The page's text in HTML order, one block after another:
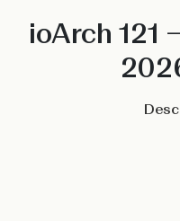
ioArch 121